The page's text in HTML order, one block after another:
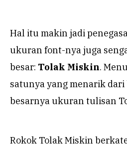
Hal itu makin jadi
ukuran font-nya juga
besar: Tolak Miskin.
satunya yang menarik
besarnya ukuran tulisan
Rokok Tolak Miskin